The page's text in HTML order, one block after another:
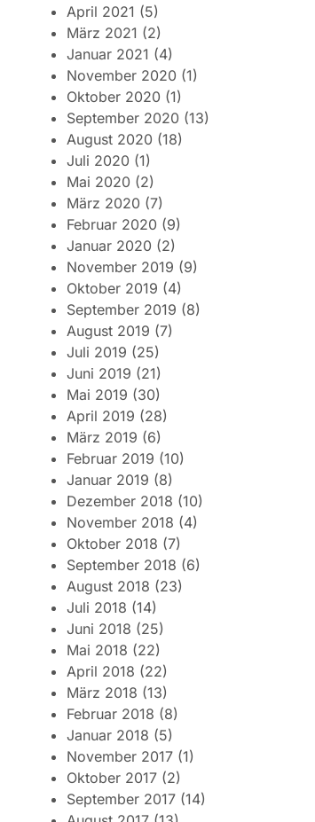
April 2021 (5)
März 2021 (2)
Januar 2021 (4)
November 2020 (1)
Oktober 2020 (1)
September 2020 (13)
August 2020 (18)
Juli 2020 (1)
Mai 2020 (2)
März 2020 (7)
Februar 2020 (9)
Januar 2020 (2)
November 2019 (9)
Oktober 2019 (4)
September 2019 (8)
August 2019 (7)
Juli 2019 (25)
Juni 2019 (21)
Mai 2019 (30)
April 2019 (28)
März 2019 (6)
Februar 2019 (10)
Januar 2019 (8)
Dezember 2018 (10)
November 2018 (4)
Oktober 2018 (7)
September 2018 (6)
August 2018 (23)
Juli 2018 (14)
Juni 2018 (25)
Mai 2018 (22)
April 2018 (22)
März 2018 (13)
Februar 2018 (8)
Januar 2018 (5)
November 2017 (1)
Oktober 2017 (2)
September 2017 (14)